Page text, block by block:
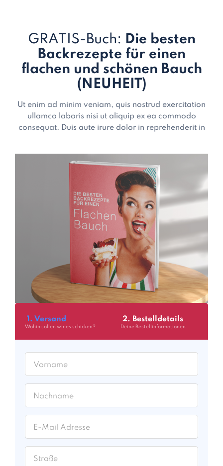
GRATIS-Buch: Die besten
Backrezepte für einen
flachen und schönen Bauch
(NEUHEIT)
Ut enim ad minim veniam, quis nostrud exercitation
ullamco laboris nisi ut aliquip ex ea commodo
consequat. Duis aute irure dolor in reprehenderit in
1. Versand
Wohin sollen wir es schicken?
2. Bestelldetails
Deine Bestellinformationen